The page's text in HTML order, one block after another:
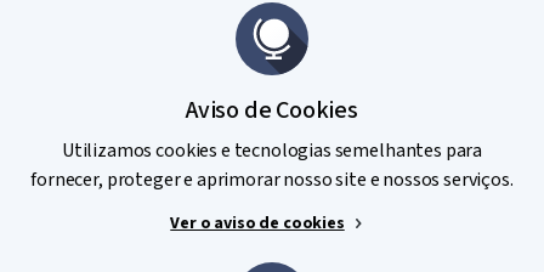
Aviso de Cookies
Utilizamos cookies e tecnologias semelhantes para
fornecer, proteger e aprimorar nosso site e nossos serviços.
Ver o aviso de cookies